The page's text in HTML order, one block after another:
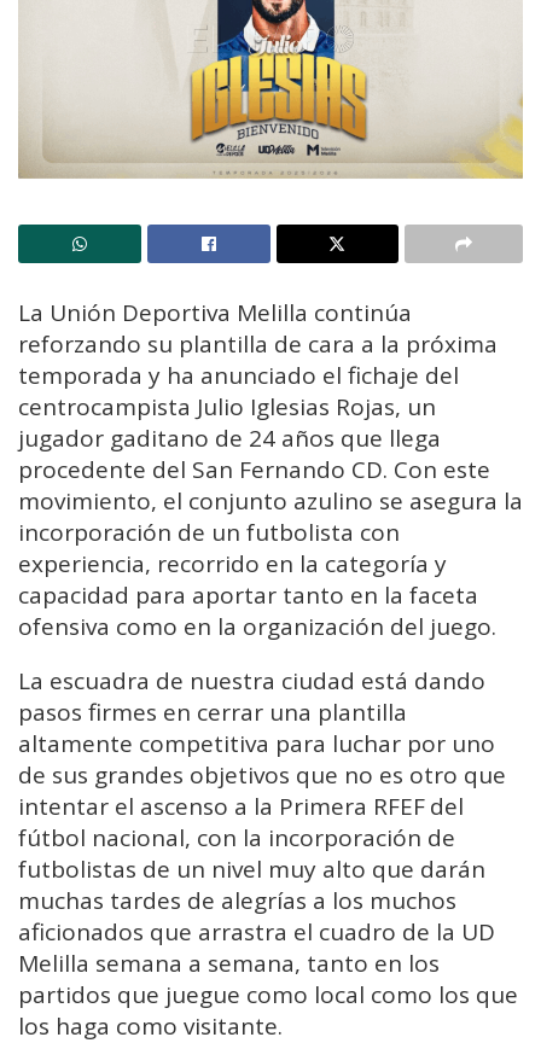
La Unión Deportiva Melilla continúa
reforzando su plantilla de cara a la próxima
temporada y ha anunciado el fichaje del
centrocampista Julio Iglesias Rojas, un
jugador gaditano de 24 años que llega
procedente del San Fernando CD. Con este
movimiento, el conjunto azulino se asegura la
incorporación de un futbolista con
experiencia, recorrido en la categoría y
capacidad para aportar tanto en la faceta
ofensiva como en la organización del juego.
La escuadra de nuestra ciudad está dando
pasos firmes en cerrar una plantilla
altamente competitiva para luchar por uno
de sus grandes objetivos que no es otro que
intentar el ascenso a la Primera RFEF del
fútbol nacional, con la incorporación de
futbolistas de un nivel muy alto que darán
muchas tardes de alegrías a los muchos
aficionados que arrastra el cuadro de la UD
Melilla semana a semana, tanto en los
partidos que juegue como local como los que
los haga como visitante.